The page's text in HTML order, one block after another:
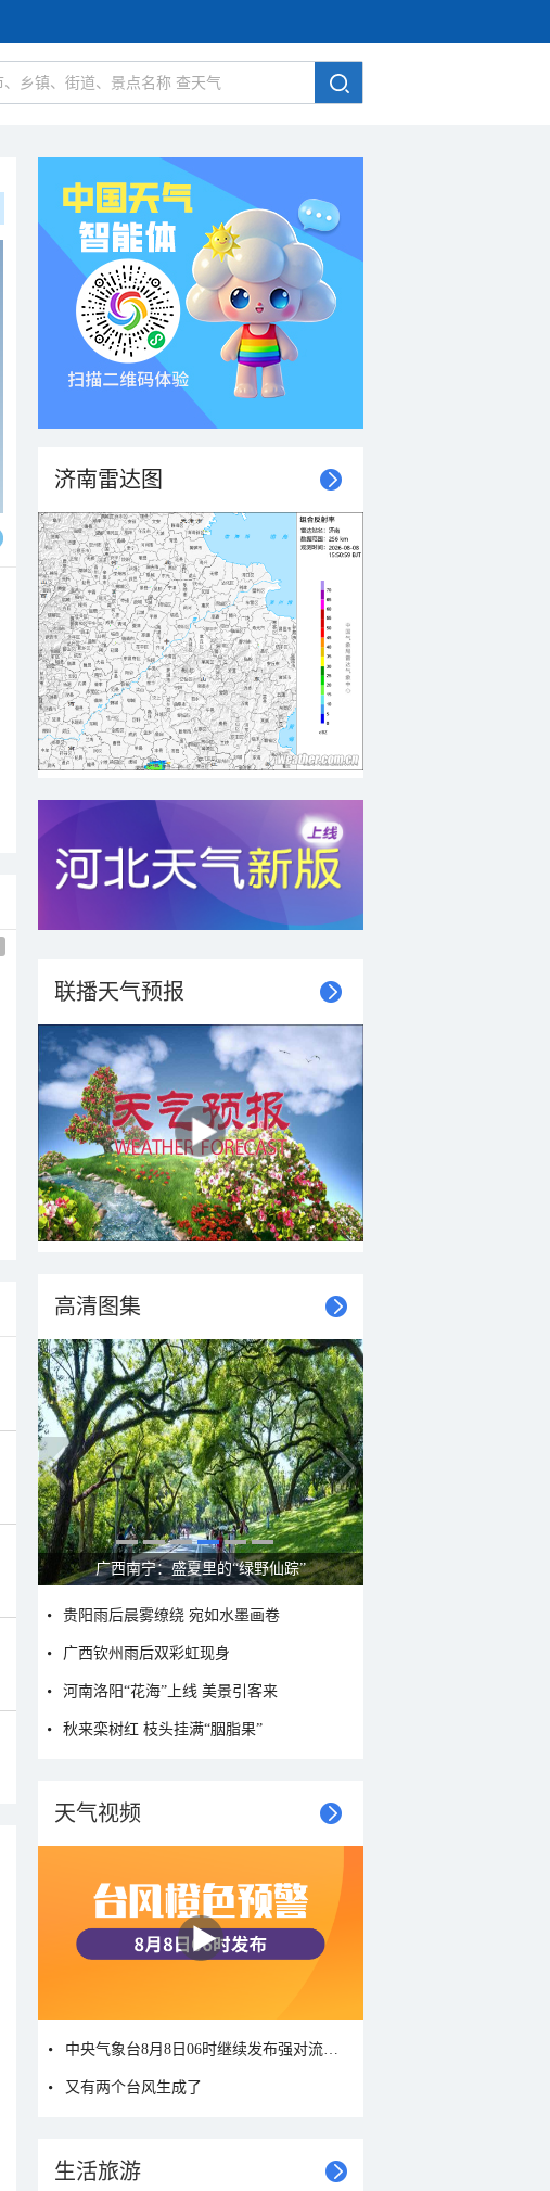
济南雷达图
联播天气预报
高清图集
呼伦贝尔草原 藏着最治愈的蓝天白云
贵阳雨后晨雾缭绕 宛如水墨画卷
广西钦州雨后双彩虹现身
河南洛阳“花海”上线 美景引客来
秋来栾树红 枝头挂满“胭脂果”
天气视频
又有两个台风生成了
生活旅游